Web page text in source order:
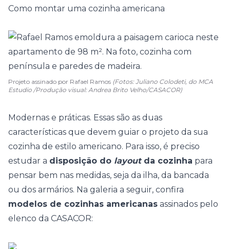
Como montar uma cozinha americana
Projeto assinado por Rafael Ramos (Fotos: Juliano Colodeti, do MCA
Estudio /Produção visual: Andrea Brito Velho/CASACOR)
Modernas e práticas. Essas são as duas
características que devem guiar o projeto da sua
cozinha de estilo americano. Para isso, é preciso
estudar a disposição do layoutda cozinha para
pensar bem nas medidas, seja da ilha, da bancada
ou dos armários. Na galeria a seguir, confira
modelos de cozinhas americanas assinados pelo
elenco da CASACOR: